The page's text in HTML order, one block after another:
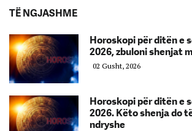
TË NGJASHME
Horoskopi për ditën e
2026, zbuloni shenjat
02 Gusht, 2026
Horoskopi për ditën e
2026. Këto shenja do
ndryshe